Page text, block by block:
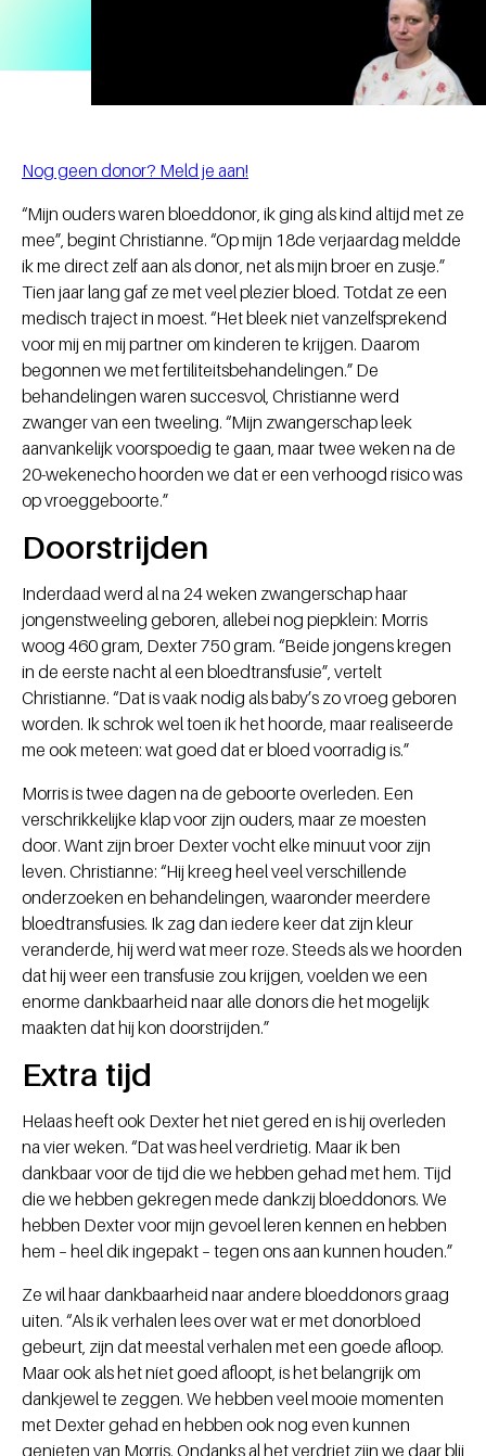
Nog geen donor? Meld je aan!
“Mijn ouders waren bloeddonor, ik ging als kind altijd met ze
mee”, begint Christianne. “Op mijn 18de verjaardag meldde
ik me direct zelf aan als donor, net als mijn broer en zusje.”
Tien jaar lang gaf ze met veel plezier bloed. Totdat ze een
medisch traject in moest. “Het bleek niet vanzelfsprekend
voor mij en mij partner om kinderen te krijgen. Daarom
begonnen we met fertiliteitsbehandelingen.” De
behandelingen waren succesvol, Christianne werd
zwanger van een tweeling. “Mijn zwangerschap leek
aanvankelijk voorspoedig te gaan, maar twee weken na de
20-wekenecho hoorden we dat er een verhoogd risico was
op vroeggeboorte.”
Doorstrijden
Inderdaad werd al na 24 weken zwangerschap haar
jongenstweeling geboren, allebei nog piepklein: Morris
woog 460 gram, Dexter 750 gram. “Beide jongens kregen
in de eerste nacht al een bloedtransfusie”, vertelt
Christianne. “Dat is vaak nodig als baby’s zo vroeg geboren
worden. Ik schrok wel toen ik het hoorde, maar realiseerde
me ook meteen: wat goed dat er bloed voorradig is.”
Morris is twee dagen na de geboorte overleden. Een
verschrikkelijke klap voor zijn ouders, maar ze moesten
door. Want zijn broer Dexter vocht elke minuut voor zijn
leven. Christianne: “Hij kreeg heel veel verschillende
onderzoeken en behandelingen, waaronder meerdere
bloedtransfusies. Ik zag dan iedere keer dat zijn kleur
veranderde, hij werd wat meer roze. Steeds als we hoorden
dat hij weer een transfusie zou krijgen, voelden we een
enorme dankbaarheid naar alle donors die het mogelijk
maakten dat hij kon doorstrijden.”
Extra tijd
Helaas heeft ook Dexter het niet gered en is hij overleden
na vier weken. “Dat was heel verdrietig. Maar ik ben
dankbaar voor de tijd die we hebben gehad met hem. Tijd
die we hebben gekregen mede dankzij bloeddonors. We
hebben Dexter voor mijn gevoel leren kennen en hebben
hem – heel dik ingepakt – tegen ons aan kunnen houden.”
Ze wil haar dankbaarheid naar andere bloeddonors graag
uiten. “Als ik verhalen lees over wat er met donorbloed
gebeurt, zijn dat meestal verhalen met een goede afloop.
Maar ook als het níet goed afloopt, is het belangrijk om
dankjewel te zeggen. We hebben veel mooie momenten
met Dexter gehad en hebben ook nog even kunnen
genieten van Morris. Ondanks al het verdriet zijn we daar blij